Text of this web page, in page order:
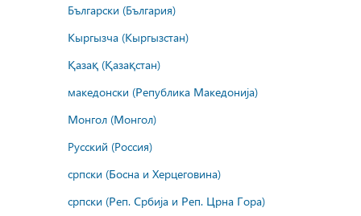
Български (България)
Кыргызча (Кыргызстан)
Қазақ (Қазақстан)
македонски (Република Македонија)
Монгол (Монгол)
Русский (Россия)
српски (Босна и Херцеговина)
српски (Реп. Србија и Реп. Црна Гора)